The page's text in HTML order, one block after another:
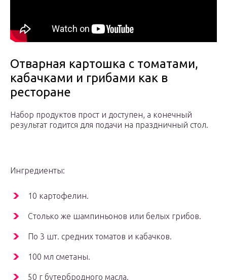
Отварная картошка с томатами,
кабачками и грибами как в
ресторане
Набор продуктов прост и доступен, а конечный
результат годится для подачи на праздничный стол.
Ингредиенты:
10 картофелин.
Столько же шампиньонов или белых грибов.
По 3 шт. средних томатов и кабачков.
100 мл сметаны.
50 г бутербродного масла.